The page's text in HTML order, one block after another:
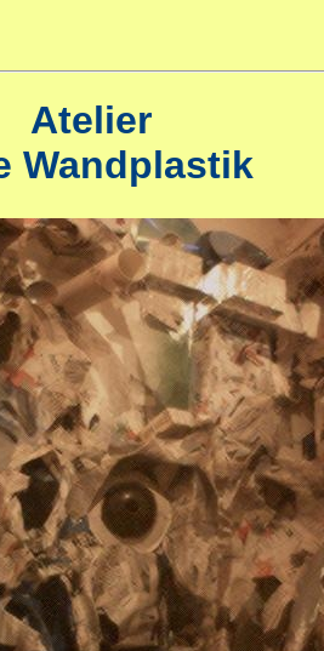
Atelier
Wandplastik